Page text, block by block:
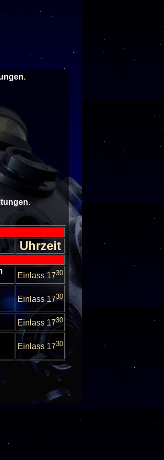
.
.
Uhrzeit
Einlass 1730
Einlass 1730
Einlass 1730
Einlass 1730
Einlass 17 30